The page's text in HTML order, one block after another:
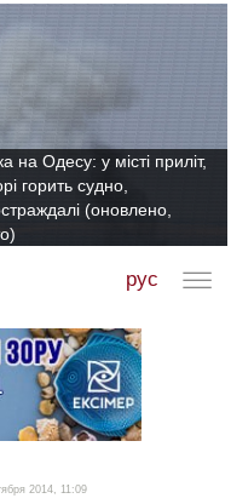
на Одесу: у місті приліт,
горить судно,
(оновлено,
рус
2014, 11:09